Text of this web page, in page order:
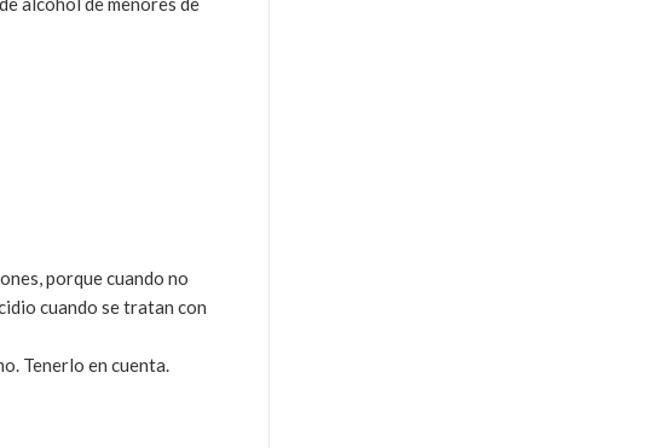
porque cuando no
cuando se tratan con
Tenerlo en cuenta.